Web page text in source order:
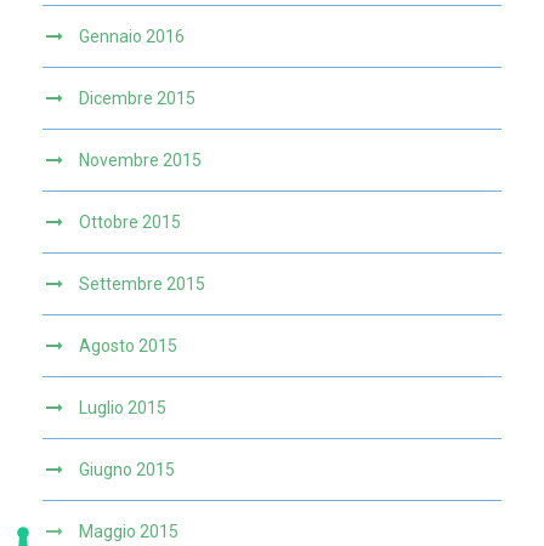
Gennaio 2016
Dicembre 2015
Novembre 2015
Ottobre 2015
Settembre 2015
Agosto 2015
Luglio 2015
Giugno 2015
Maggio 2015